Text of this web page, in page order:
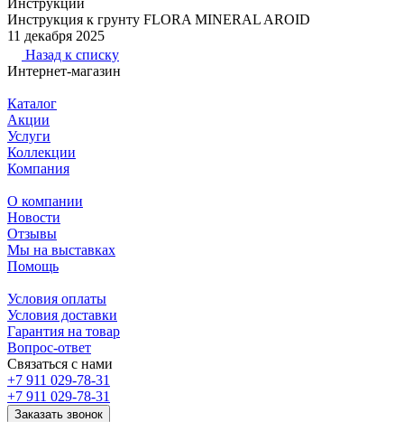
Инструкция к грунту FLORA MINERAL AROID
11 декабря 2025
Назад к списку
Интернет-магазин
Каталог
Акции
Услуги
Коллекции
Компания
О компании
Новости
Отзывы
Мы на выставках
Помощь
Условия оплаты
Условия доставки
Гарантия на товар
Вопрос-ответ
Связаться с нами
+7 911 029-78-31
+7 911 029-78-31
Заказать звонок